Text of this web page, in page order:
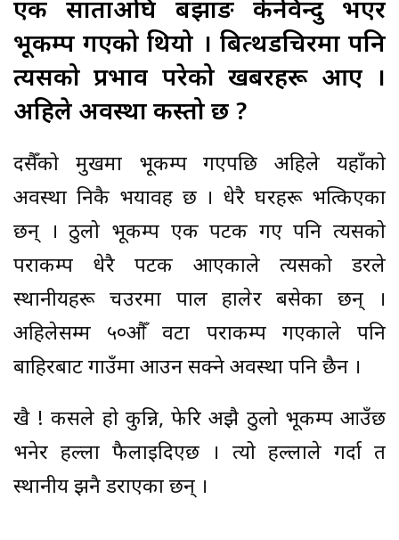
एक साताअघि बझाङ केन्द्रविन्दु भएर
भूकम्प गएको थियो । बित्थडचिरमा पनि
त्यसको प्रभाव परेको खबरहरू आए ।
अहिले अवस्था कस्तो छ ?
दसैँको मुखमा भूकम्प गएपछि अहिले यहाँको
अवस्था निकै भयावह छ । धेरै घरहरू भत्किएका
छन् । ठुलो भूकम्प एक पटक गए पनि त्यसको
पराकम्प धेरै पटक आएकाले त्यसको डरले
स्थानीयहरू चउरमा पाल हालेर बसेका छन् ।
अहिलेसम्म ५०औँ वटा पराकम्प गएकाले पनि
बाहिरबाट गाउँमा आउन सक्ने अवस्था पनि छैन ।
खै ! कसले हो कुन्नि, फेरि अझै ठुलो भूकम्प आउँछ
भनेर हल्ला फैलाइदिएछ । त्यो हल्लाले गर्दा त
स्थानीय झनै डराएका छन् ।